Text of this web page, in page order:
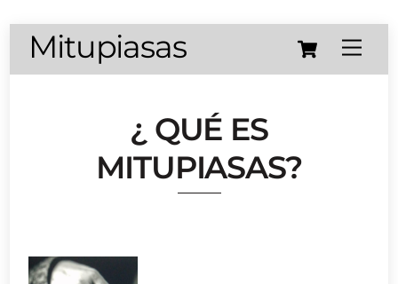
content
Menu
Cart
Mitupiasas
¿ QUÉ ES
MITUPIASAS?